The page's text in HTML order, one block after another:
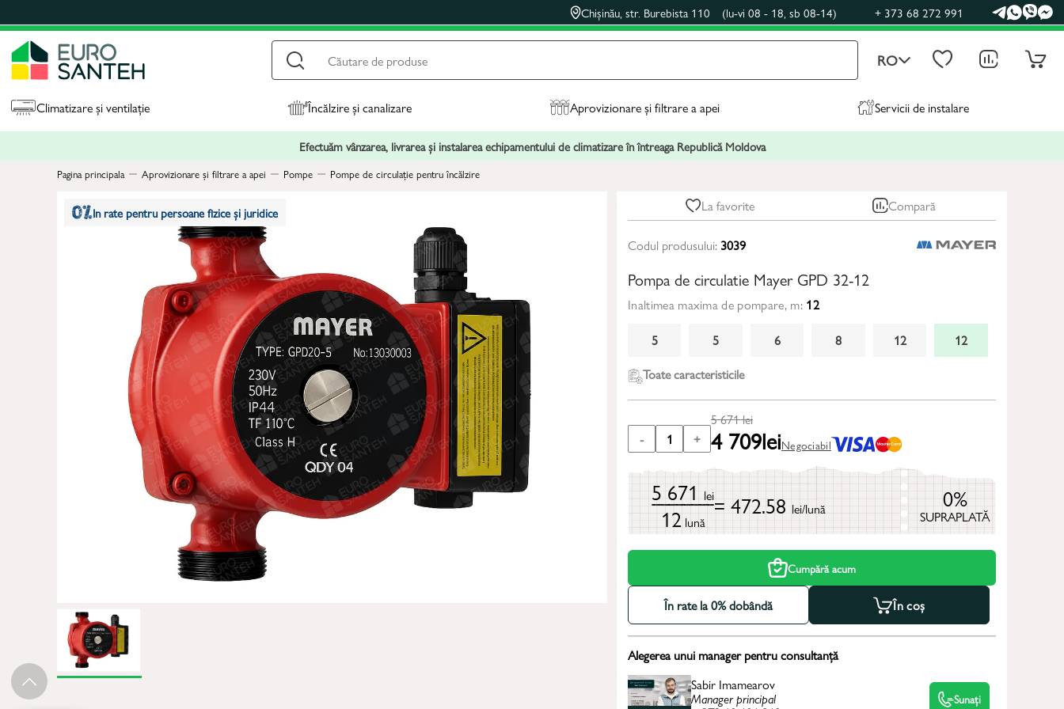
Chișinău, str. Burebista 110 (lu-vi 08 - 18, sb 08-14) + 373 68 272 991
RO
Climatizare și ventilație Încălzire și canalizare Aprovizionare și filtrare a apei Servicii de instalare
Efectuăm vânzarea, livrarea și instalarea echipamentului de climatizare în întreaga Republică Moldova
Pagina principala Aprovizionare și filtrare a apei Pompe Pompe de circulație pentru încălzire
In rate pentru persoane fizice și juridice La favorite Compară
Codul produsului: 3039
Pompa de circulatie Mayer GPD 32-12
Inaltimea maxima de pompare, m:12
5
5 6 8 12
12
Toate caracteristicile
- 1 +
5 671lei
4 709leiNegociabil
5 671 lei
12 lună
= 472.58 lei/lună 0%
SUPRAPLATĂ
Cumpără acum
În rate la 0% dobândă În coș
Alegerea unui manager pentru consultanță
Sabir Imamearov
Manager principal Sunați